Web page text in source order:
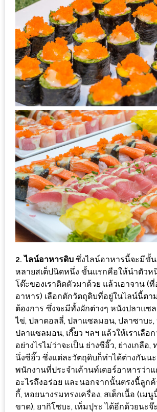
ENEWS
น้า
อ้วน
ชวน
หิว
ข้าว
อะไร
เอ่ย
อร่อย
ที่สุด?
งาน
แฟร์
เรื่อง
บ้าน
ทุก
คน
ต้อง
มา
พบ
สินค้า
เรื่อง
บ้าน
คุ้ม
ครบ
จบ
ที่
2. ไลน์อาหารดิบ ซึ่งไลน์อาหารนี้จะมีขั้
หลายสเต็ปนิดหนึ่ง ขั้นแรกคือให้นำตัวห
โต๊ะของเราติดตัวมาด้วย แล้วเอาจาน (
อาหาร) เลือกตักวัตถุดิบที่อยู่ในไลน์นี้ตา
ต้องการ ซึ่งจะมีทั้งผักต่างๆ หนังปลาแซ
ไข่, ปลาดอลลี่, ปลาแซลมอน, ปลาซาบะ,
ปลาแซลมอน, เกี๊ยว ฯลฯ แล้วให้เราเลือ
อย่างไรไม่ว่าจะเป็น ย่างซีอิ๊ว, ย่างเกลือ
นึ่งซีอิ๊ว ซึ่งแต่ละวัตถุดิบก็ทำได้ต่างกันน
พนักงานที่ประจำเค้านท์เตอร์อาหารว่า
อะไรถึงอร่อย และนอกจากนั้นตรงนี้ลูก
กี้, หอยนางรมทรงเครื่อง, สเต็กเนื้อ (เม
ขาด), ยากิโซบะ, เท็มปุระ ได้อีกด้วยนะจ๊ะ